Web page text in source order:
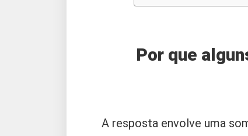
Por que
A resposta envolve uma